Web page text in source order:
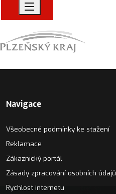
plzen2
Navigace
Všeobecné podmínky ke stažení
Reklamace
Zákaznický portál
Zásady zpracování osobních údajů
Rychlost internetu